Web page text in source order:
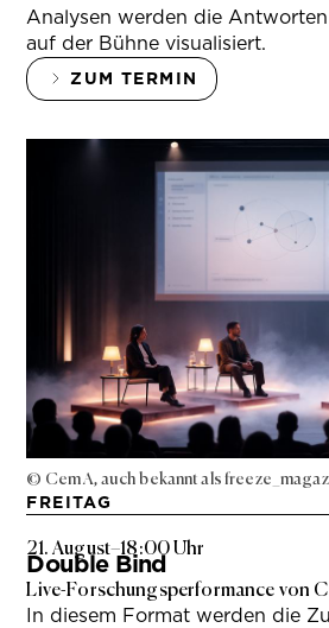
Analysen werden die
auf der Bühne visualisiert.
ZUM TERMIN
© Cem A, auch bekannt als
FREITAG
21. August–18:00 Uhr
Double Bind
Live-Forschungsperformance von
In diesem Format werden die